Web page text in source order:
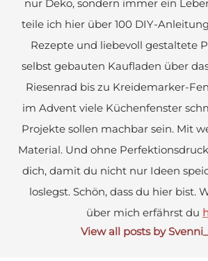
nur Deko, sondern immer ein
teile ich hier über 100 DIY-
Rezepte und liebevoll gestaltete
selbst gebauten Kaufladen über
Riesenrad bis zu Kreidemarker-
im Advent viele Küchenfenster
Projekte sollen machbar sein. Mit
Material. Und ohne
dich, damit du nicht nur Ideen
loslegst. Schön, dass du hier bist.
über mich erfährst du
View all posts by